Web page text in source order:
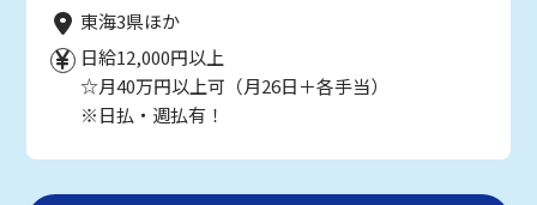
東海3県ほか
日給12,000円以上
☆月40万円以上可（月26日＋各手当）
※日払・週払有！